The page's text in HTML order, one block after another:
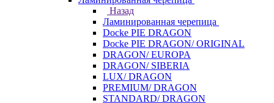
Назад
Ламинированная черепица
Docke PIE DRAGON
Docke PIE DRAGON/ ORIGINAL
DRAGON/ EUROPA
DRAGON/ SIBERIA
LUX/ DRAGON
PREMIUM/ DRAGON
STANDARD/ DRAGON